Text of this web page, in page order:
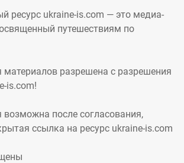
ресурс ukraine-is.com — это медиа-
путешествиям по
материалов разрешена с разрешения
is.com!
возможна после согласования,
ссылка на ресурс ukraine-is.com